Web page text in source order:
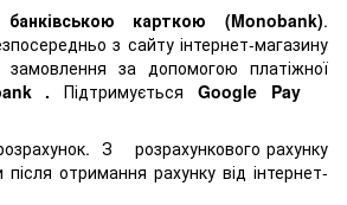
банківською карткою (Monobank).
з сайту інтернет-магазину
за допомогою платіжної
.Підтримується Google Pay
З розрахункового рахунку
отримання рахунку від інтернет-